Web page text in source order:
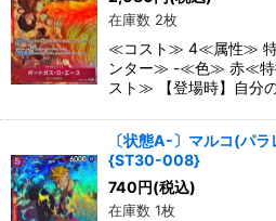
在庫数 2枚
≪コスト≫ 4≪属性≫
ンター≫ -≪色≫ 赤≪特
スト≫ 【登場時】自分
〔状態A-〕マルコ(パ
{ST30-008}
740円(税込)
在庫数 1枚